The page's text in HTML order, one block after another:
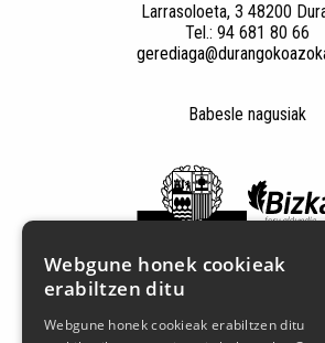
Larrasoloeta, 3 48200
Tel.: 94 681 80 66
Babesle nagusiak
Jarrai gaitzazu sare
Webgune honek cookieak
erabiltzen ditu
Webgune honek cookieak erabiltzen ditu